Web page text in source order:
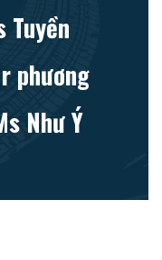
Tuyền
phương
Như Ý